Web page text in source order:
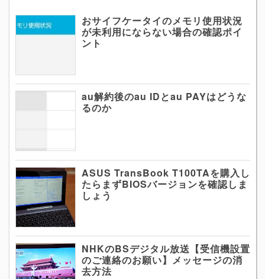
おサイフケータイのメモリ使用状況
が未利用にならない場合の確認ポイ
ント
au解約後のau IDとau PAYはどうな
るのか
ASUS TransBook T100TAを購入し
たらまずBIOSバージョンを確認しま
しょう
NHKのBSデジタル放送【受信機設置
のご連絡のお願い】メッセージの消
去方法